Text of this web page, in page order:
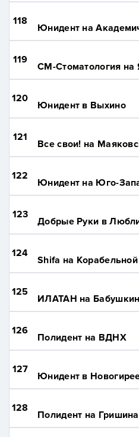
118
Юнидент на
119
СМ-Стоматология на
120
Юнидент в Выхино
121
Все свои! на
122
Юнидент на Юго-
123
Добрые Руки в
124
Shifa на Корабельной
125
ИЛАТАН на
126
Полидент на ВДНХ
127
Юнидент в
128
Полидент на Гришина